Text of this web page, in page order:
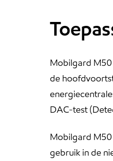
Mobilgard
de
DAC-test
Mobilgard
gebruik in de